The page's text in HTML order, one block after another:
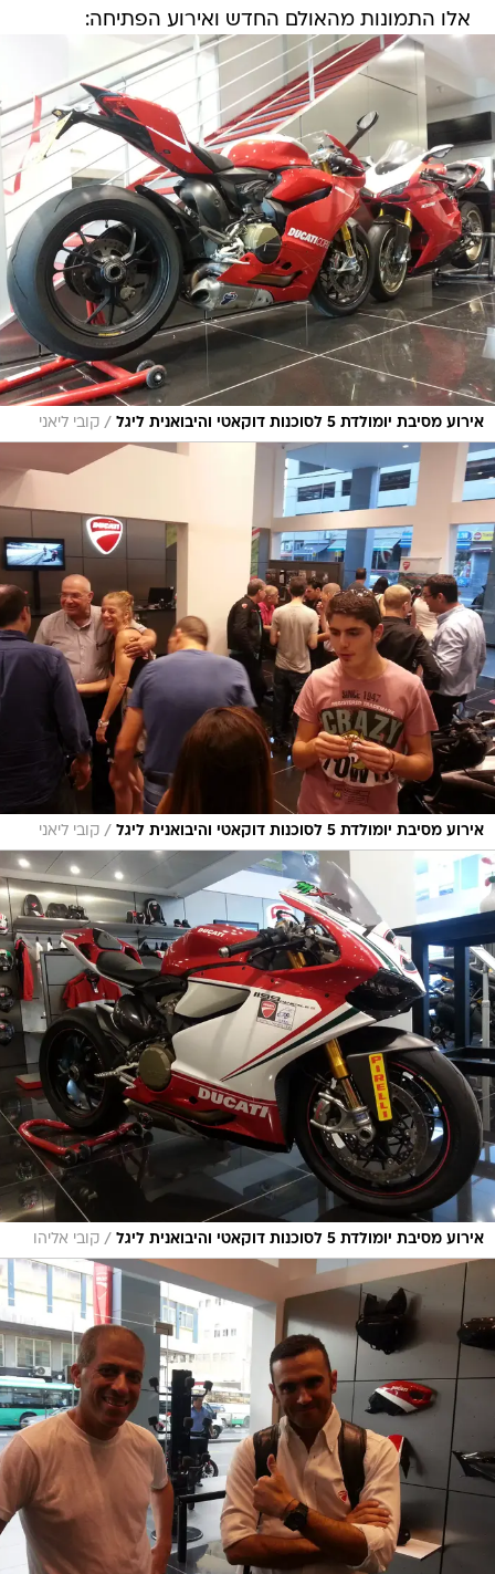
אלו התמונות מהאולם החדש ואירוע הפתיחה:
אירוע מסיבת יומולדת 5 לסוכנות דוקאטי והיבואנית ליגל / קובי ליאני
אירוע מסיבת יומולדת 5 לסוכנות דוקאטי והיבואנית ליגל / קובי ליאני
אירוע מסיבת יומולדת 5 לסוכנות דוקאטי והיבואנית ליגל / קובי אליהו